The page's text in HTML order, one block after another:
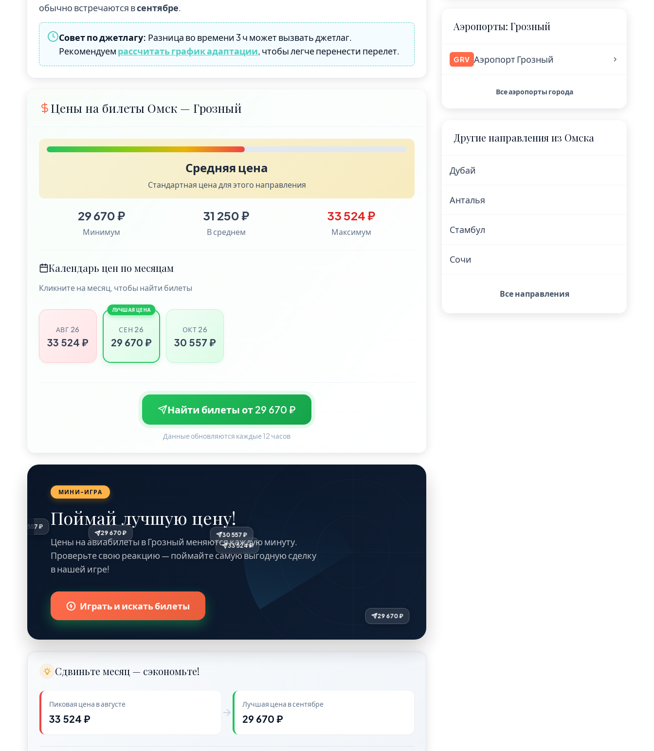
обычно встречаются всентябре.
Совет по джетлагу: Разница во времени 3 ч может вызвать джетлаг.
Рекомендуем рассчитать график адаптации, чтобы легче перенести перелет.
Цены на билеты Омск — Грозный
Средняя цена
Стандартная цена для этого направления
29 670 ₽
Минимум
31 250 ₽
В среднем
33 524 ₽
Максимум
Календарь цен по месяцам
Кликните на месяц, чтобы найти билеты
АВГ 26
33 524 ₽
ЛУЧШАЯ ЦЕНА
СЕН 26
29 670 ₽
ОКТ 26
30 557 ₽
Найти билеты от 29 670 ₽
Данные обновляются каждые 12 часов
29 670 ₽
30 557 ₽
МИНИ-ИГРА
Поймай лучшую цену!
Цены на авиабилеты в Грозный меняются каждую минуту.
Проверьте свою реакцию — поймайте самую выгодную сделку
в нашей игре!
Играть и искать билеты
Сдвиньте месяц — сэкономьте!
Пиковая цена в августе
33 524 ₽
Лучшая цена в сентябре
29 670 ₽
Аэропорты: Грозный
GRV Аэропорт Грозный
Все аэропорты города
Другие направления из Омска
Дубай
Анталья
Стамбул
Сочи
Все направления